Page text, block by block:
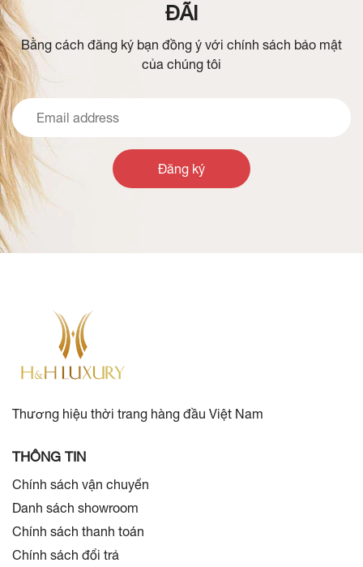
ĐÃI
Bằng cách đăng ký bạn đồng ý với chính sách bảo mật
của chúng tôi
Đăng ký
Thương hiệu thời trang hàng đầu Việt Nam
THÔNG TIN
Chính sách vận chuyển
Danh sách showroom
Chính sách thanh toán
Chính sách đổi trả